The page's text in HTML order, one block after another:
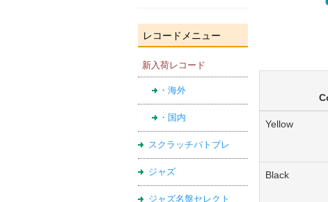
レコードメニュー
新入荷レコード
・海外
・国内
スクラッチバトブレ
ジャズ
ジャズ名盤セレクト
Yellow
Black